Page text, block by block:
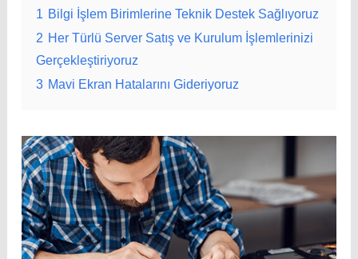
1 Bilgi İşlem Birimlerine Teknik Destek Sağlıyoruz
2 Her Türlü Server Satış ve Kurulum İşlemlerinizi
Gerçekleştiriyoruz
3 Mavi Ekran Hatalarını Gideriyoruz